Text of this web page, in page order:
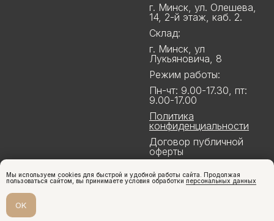
Мы используем cookies для быстрой и удобной работы сайта. Продолжая
пользоваться сайтом, вы принимаете условия обработки персональных данных
OK
г. Минск, ул. Олешева,
14, 2-й этаж, каб. 2.
Склад:
г. Минск, ул
Лукьяновича, 8
Режим работы:
Пн-чт: 9.00-17.30, пт:
9.00-17.00
Политика
конфиденциальности
Договор публичной
оферты